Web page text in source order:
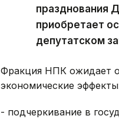
празднования
приобретает
депутатском
Фракция НПК ожидает
экономические
- подчеркивание в